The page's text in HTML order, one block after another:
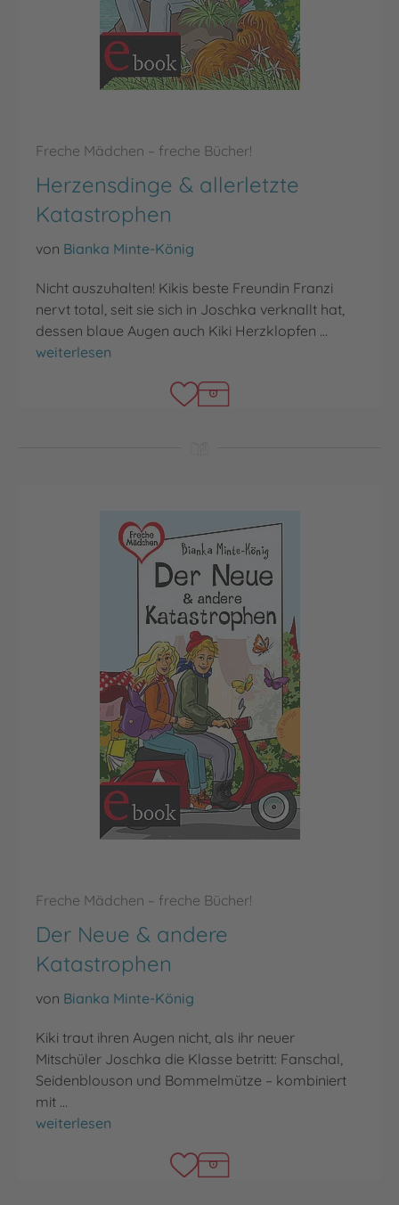
Freche Mädchen – freche Bücher!
Herzensdinge & allerletzte
Katastrophen
von Bianka Minte-König
Nicht auszuhalten! Kikis beste Freundin Franzi
nervt total, seit sie sich in Joschka verknallt hat,
dessen blaue Augen auch Kiki Herzklopfen …
Herzensdinge & allerletzte Katastrophen
weiterlesen
Freche Mädchen – freche Bücher!
Der Neue & andere
Katastrophen
von Bianka Minte-König
Kiki traut ihren Augen nicht, als ihr neuer
Mitschüler Joschka die Klasse betritt: Fanschal,
Seidenblouson und Bommelmütze – kombiniert
mit …
Der Neue & andere Katastrophen
weiterlesen